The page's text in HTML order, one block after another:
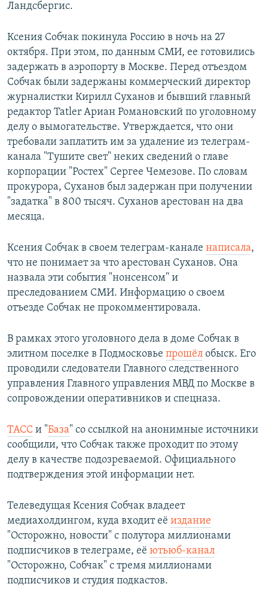
Ландсбергис.
Ксения Собчак покинула Россию в ночь на 27
октября. При этом, по данным СМИ, ее готовились
задержать в аэропорту в Москве. Перед отъездом
Собчак были задержаны коммерческий директор
журналистки Кирилл Суханов и бывший главный
редактор Tatler Ариан Романовский по уголовному
делу о вымогательстве. Утверждается, что они
требовали заплатить им за удаление из телеграм-
канала "Тушите свет" неких сведений о главе
корпорации "Ростех" Сергее Чемезове. По словам
прокурора, Суханов был задержан при получении
"задатка" в 800 тысяч. Суханов арестован на два
месяца.
Ксения Собчак в своем телеграм-канале написала,
что не понимает за что арестован Суханов. Она
назвала эти события "нонсенсом" и
преследованием СМИ. Информацию о своем
отъезде Собчак не прокомментировала.
В рамках этого уголовного дела в доме Собчак в
элитном поселке в Подмосковье прошёл обыск. Его
проводили следователи Главного следственного
управления Главного управления МВД по Москве в
сопровождении оперативников и спецназа.
ТАСС и "База" со ссылкой на анонимные источники
сообщили, что Собчак также проходит по этому
делу в качестве подозреваемой. Официального
подтверждения этой информации нет.
Телеведущая Ксения Собчак владеет
медиахолдингом, куда входит её издание
"Осторожно, новости" с полутора миллионами
подписчиков в телеграме, её ютьюб-канал
"Осторожно, Собчак" с тремя миллионами
подписчиков и студия подкастов.